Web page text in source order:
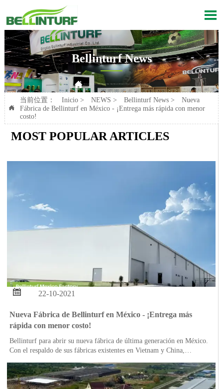

Bellinturf News


当前位置： Inicio> NEWS > Bellinturf News>
Nueva
Fábrica de Bellinturf en México - ¡Entrega más rápida con menor
costo!
MOST POPULAR ARTICLES
 22-10-2021
Nueva Fábrica de Bellinturf en México - ¡Entrega más
rápida con menor costo!
Bellinturf para abrir su nueva fábrica de última generación en México.
Con el respaldo de sus fábricas existentes en Vietnam y China,
más rápido en los mercados estadounidenses.